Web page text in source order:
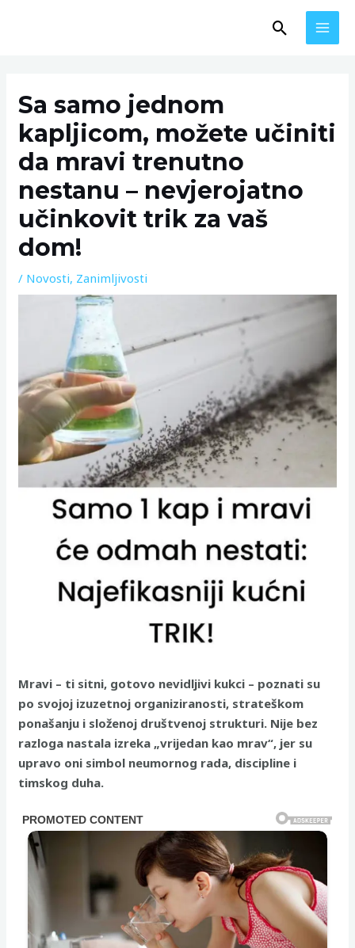
Search
Sa samo jednom
kapljicom, možete učiniti
da mravi trenutno
nestanu – nevjerojatno
učinkovit trik za vaš
dom!
/ Novosti, Zanimljivosti
Mravi – ti sitni, gotovo nevidljivi kukci – poznati su
po svojoj izuzetnoj organiziranosti, strateškom
ponašanju i složenoj društvenoj strukturi. Nije bez
razloga nastala izreka „vrijedan kao mrav“, jer su
upravo oni simbol neumornog rada, discipline i
timskog duha.